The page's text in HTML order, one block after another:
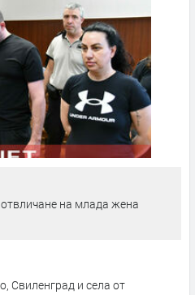
на млада жена
Свиленград и села от